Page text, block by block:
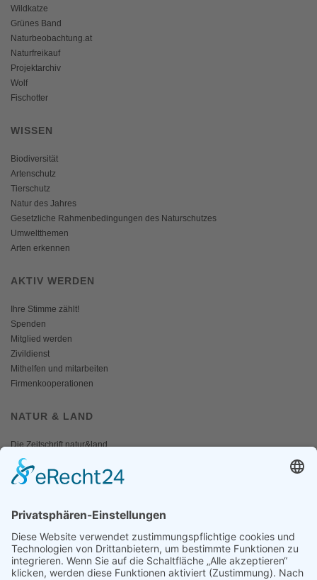
Wildkatze
Grünes Band
Naturbeobachtung.at
Naturfreikauf
Projektarchiv
Wolf
Fischotter
WISSEN
Biodiversität
Artenschutz
Tierschutz
Natur des Jahres
Gesetzliche Rahmenbedingungen des Naturschutzes
Umweltthemen
Arten erkennen
AKTIV WERDEN
Ihre Stimme zählt!
Spenden
Mitglied werden
Zivildienst
Mithelfen und mitarbeiten
Firmenkooperationen
NATUR & LAND
Die Zeitschrift natur&land
Archiv
Mediadaten
Fotos und Logos
Presseaussendungen
Presse